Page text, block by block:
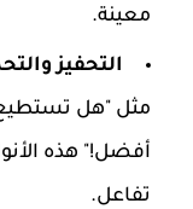
معينة.
التحفيز
مثل "هل
أفضل!" هذه
تفاعل.